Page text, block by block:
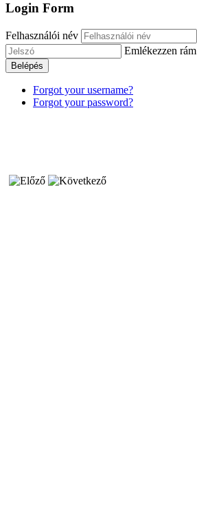
Login Form
Felhasználói név
Emlékezzen rám
Belépés
Forgot your username?
Forgot your password?